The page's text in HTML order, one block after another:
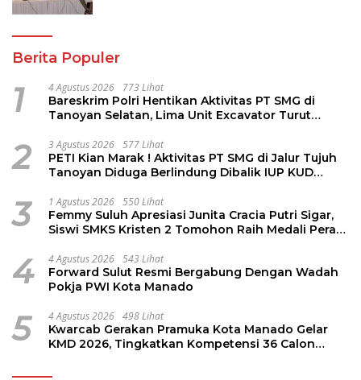
Berita Populer
1 4 Agustus 2026 773 Lihat
Bareskrim Polri Hentikan Aktivitas PT SMG di
Tanoyan Selatan, Lima Unit Excavator Turut
2 3 Agustus 2026 577 Lihat
PETI Kian Marak ! Aktivitas PT SMG di Jalur Tujuh
Tanoyan Diduga Berlindung Dibalik IUP KUD
3 1 Agustus 2026 550 Lihat
Femmy Suluh Apresiasi Junita Cracia Putri Sigar,
Siswi SMKS Kristen 2 Tomohon Raih Medali Perak
4 4 Agustus 2026 543 Lihat
Forward Sulut Resmi Bergabung Dengan Wadah
Pokja PWI Kota Manado
5 4 Agustus 2026 498 Lihat
Kwarcab Gerakan Pramuka Kota Manado Gelar
KMD 2026, Tingkatkan Kompetensi 36 Calon